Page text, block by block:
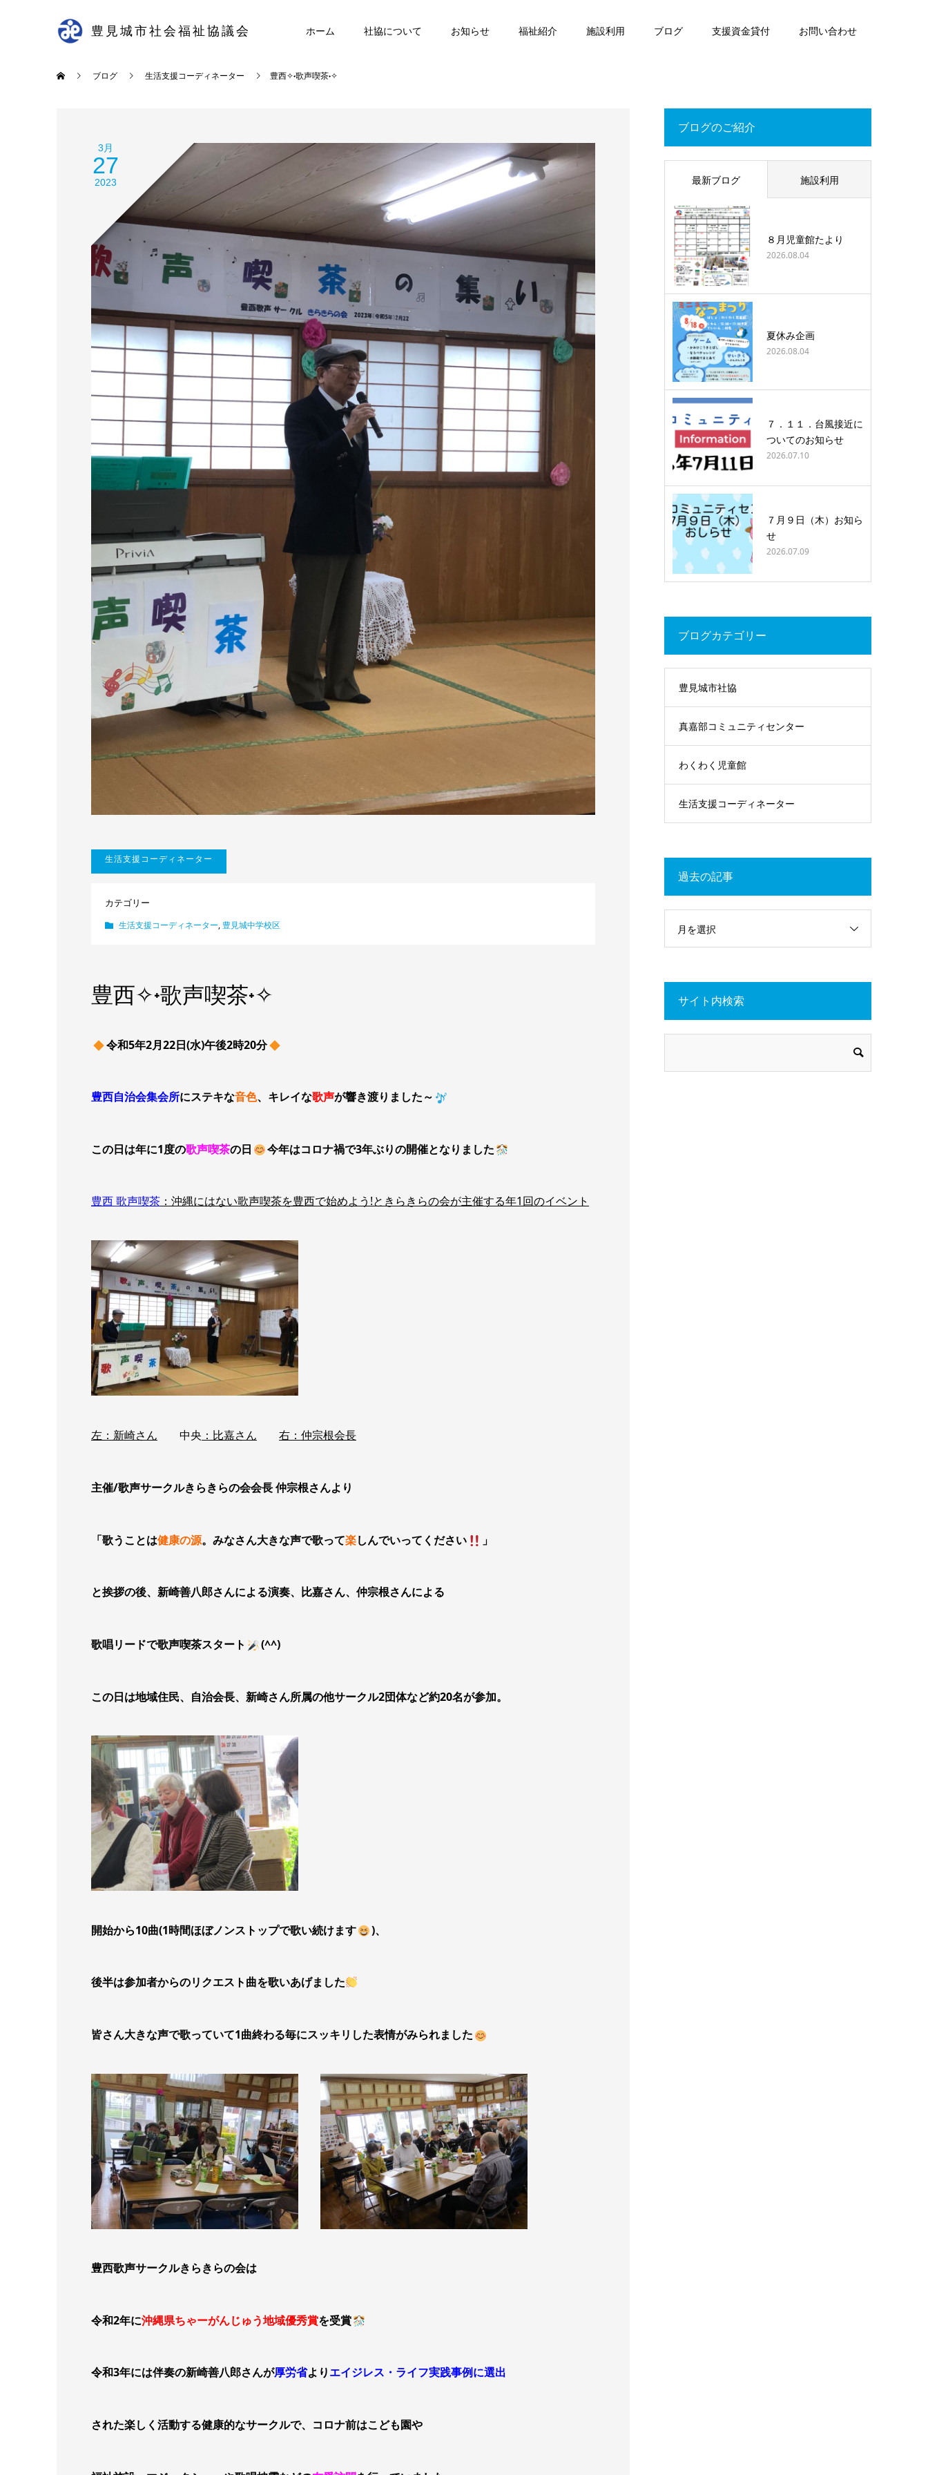
豊見城市社会福祉協議会 ホーム 社協について お知らせ 福祉紹介 施設利用 ブログ 支援資金貸付 お問い合わせ
ブログ 生活支援コーディネーター 豊西✧˖歌声喫茶˖✧
3月
27
2023
生活支援コーディネーター
カテゴリー
生活支援コーディネーター, 豊見城中学校区
豊西✧˖歌声喫茶˖✧
令和5年2月22日(水)午後2時20分
豊西自治会集会所にステキな音色、 キレイな歌声が響き渡りました～
この日は年に1度の歌声喫茶の日 今年はコロナ禍で3年ぶりの開催となりました
豊西 歌声喫茶 ：沖縄にはない歌声喫茶を豊西で始めよう!ときらきらの会が主催する年1回のイベント
左：新崎さん 中央 ：比嘉さん 右：仲宗根会長
主催/歌声サークルきらきらの会会長 仲宗根さんより
「歌うことは健康の源。みなさん大きな声で歌って楽しんでいってください 」
と挨拶の後、新崎善八郎さんによる演奏、比嘉さん、仲宗根さんによる
歌唱リードで歌声喫茶スタート (^^)
この日は地域住民、自治会長、新崎さん所属の他サークル2団体など約20名が参加。
開始から10曲(1時間ほぼノンストップで歌い続けます )、
後半は参加者からのリクエスト曲を歌いあげました
皆さん大きな声で歌っていて1曲終わる毎にスッキリした表情がみられました
豊西歌声サークルきらきらの会は
令和2年に沖縄県ちゃーがんじゅう地域優秀賞を受賞
令和3年には伴奏の新崎善八郎さんが厚労省よりエイジレス・ライフ実践事例に選出
された楽しく活動する健康的なサークルで、コロナ前はこども園や
ブログのご紹介
最新ブログ 施設利用
８月児童館たより
2026.08.04
夏休み企画
2026.08.04
７．１１．台風接近に
ついてのお知らせ
2026.07.10
７月９日（木）お知ら
せ
2026.07.09
ブログカテゴリー
豊見城市社協
真嘉部コミュニティセンター
わくわく児童館
生活支援コーディネーター
過去の記事
月を選択
サイト内検索